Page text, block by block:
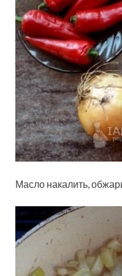
Масло накалить,